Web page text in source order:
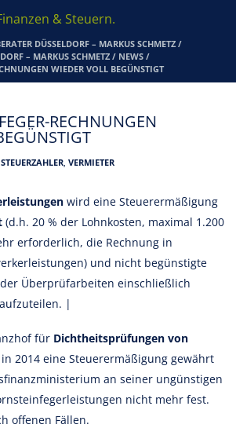
& Steuern.
DÜSSELDORF – MARKUS SCHMETZ /
– MARKUS SCHMETZ / NEWS /
WIEDER VOLL BEGÜNSTIGT
RECHNUNGEN
,VERMIETER
wird eine Steuerermäßigung
(d.h. 20 % der Lohnkosten, maximal 1.200
erforderlich, die Rechnung in
und nicht begünstigte
Überprüfarbeiten einschließlich
|
für Dichtheitsprüfungen von
in 2014 eine Steuerermäßigung gewährt
an seiner ungünstigen
nicht mehr fest.
offenen Fällen.